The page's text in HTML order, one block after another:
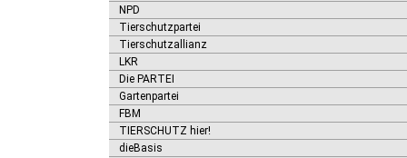
NPD
Tierschutzpartei
Tierschutzallianz
LKR
Die PARTEI
Gartenpartei
FBM
TIERSCHUTZ hier!
dieBasis